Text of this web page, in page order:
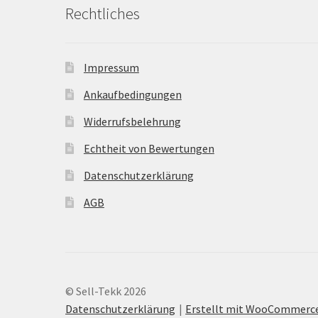
Rechtliches
Impressum
Ankaufbedingungen
Widerrufsbelehrung
Echtheit von Bewertungen
Datenschutzerklärung
AGB
© Sell-Tekk 2026
Datenschutzerklärung
Erstellt mit